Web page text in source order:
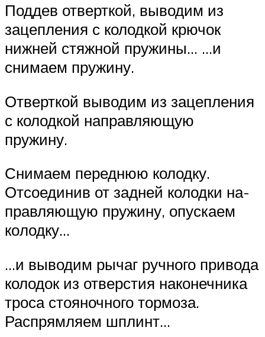
Поддев отверткой, выводим из
зацепления с колодкой крючок
нижней стяжной пружины… …и
снимаем пружину.
Отверткой выводим из зацепле­ния
с колодкой направляющую
пружину.
Снимаем переднюю колодку.
Отсоединив от задней колодки на­
правляющую пружину, опускаем
ко­лодку…
…и выводим рычаг ручного при­вода
колодок из отверстия нако­нечника
троса стояночного тор­моза.
Распрямляем шплинт…